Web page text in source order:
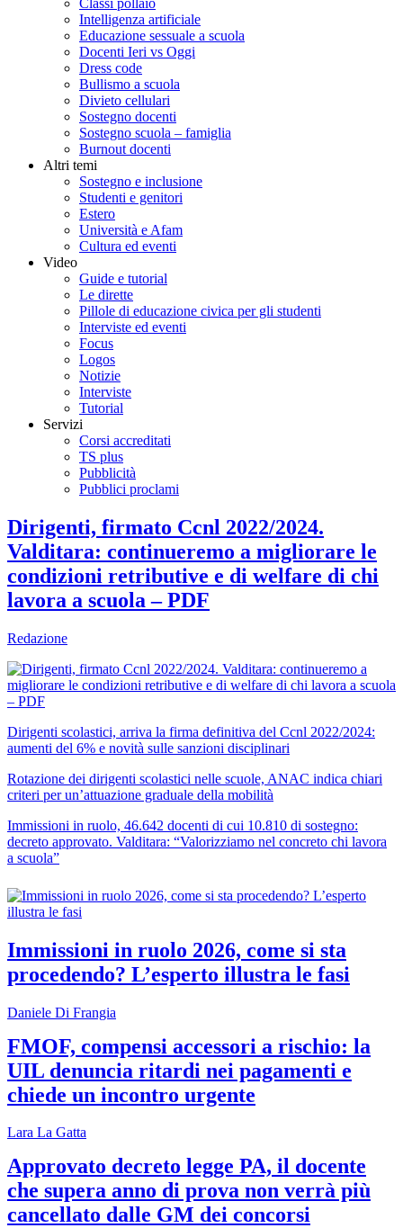
Classi pollaio
Intelligenza artificiale
Educazione sessuale a scuola
Docenti Ieri vs Oggi
Dress code
Bullismo a scuola
Divieto cellulari
Sostegno docenti
Sostegno scuola – famiglia
Burnout docenti
Altri temi
Sostegno e inclusione
Studenti e genitori
Estero
Università e Afam
Cultura ed eventi
Video
Guide e tutorial
Le dirette
Pillole di educazione civica per gli studenti
Interviste ed eventi
Focus
Logos
Notizie
Interviste
Tutorial
Servizi
Corsi accreditati
TS plus
Pubblicità
Pubblici proclami
Dirigenti, firmato Ccnl 2022/2024.
Valditara: continueremo a migliorare le
condizioni retributive e di welfare di chi
lavora a scuola – PDF
Redazione
Dirigenti scolastici, arriva la firma definitiva del Ccnl 2022/2024:
aumenti del 6% e novità sulle sanzioni disciplinari
Rotazione dei dirigenti scolastici nelle scuole, ANAC indica chiari
criteri per un’attuazione graduale della mobilità
Immissioni in ruolo, 46.642 docenti di cui 10.810 di sostegno:
decreto approvato. Valditara: “Valorizziamo nel concreto chi lavora
a scuola”
Immissioni in ruolo 2026, come si sta
procedendo? L’esperto illustra le fasi
Daniele Di Frangia
FMOF, compensi accessori a rischio: la
UIL denuncia ritardi nei pagamenti e
chiede un incontro urgente
Lara La Gatta
Approvato decreto legge PA, il docente
che supera anno di prova non verrà più
cancellato dalle GM dei concorsi